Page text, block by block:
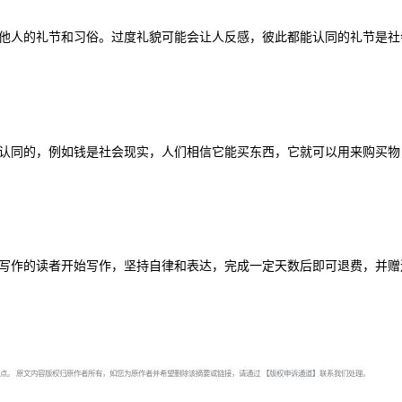
人的礼节和习俗。过度礼貌可能会让人反感，彼此都能认同的礼节是
同的，例如钱是社会现实，人们相信它能买东西，它就可以用来购买物
作的读者开始写作，坚持自律和表达，完成一定天数后即可退费，并
原文内容版权归原作者所有，如您为原作者并希望删除该摘要或链接，请通过 【版权申诉通道】 联系我们处理。